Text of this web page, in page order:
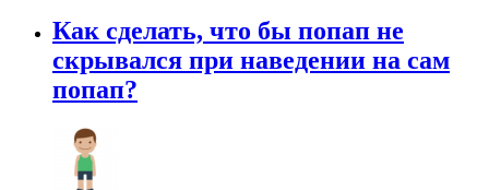
Как сделать, что бы попап не
скрывался при наведении на сам
попап?